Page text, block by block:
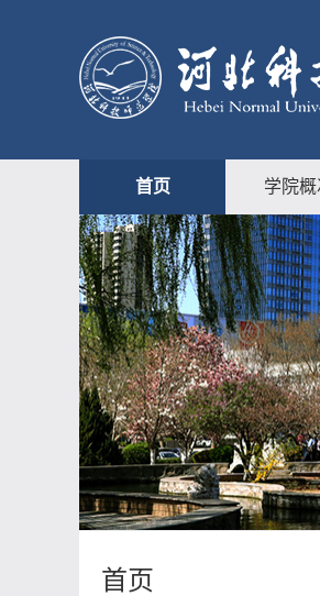
首页 学院概
首页